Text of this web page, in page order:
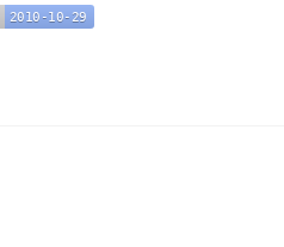
2010-10-29
2010-10-29